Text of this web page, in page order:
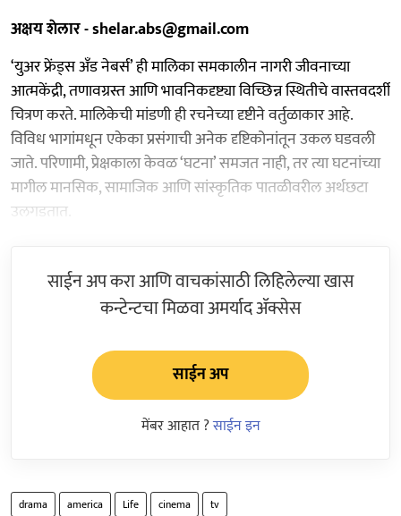
अक्षय शेलार - shelar.abs@gmail.com
‘युअर फ्रेंड्स अँड नेबर्स’ ही मालिका समकालीन नागरी जीवनाच्या
आत्मकेंद्री, तणावग्रस्त आणि भावनिकदृष्ट्या विच्छिन्न स्थितीचे वास्तवदर्शी
चित्रण करते. मालिकेची मांडणी ही रचनेच्या दृष्टीने वर्तुळाकार आहे.
विविध भागांमधून एकेका प्रसंगाची अनेक दृष्टिकोनांतून उकल घडवली
जाते. परिणामी, प्रेक्षकाला केवळ ‘घटना’ समजत नाही, तर त्या घटनांच्या
मागील मानसिक, सामाजिक आणि सांस्कृतिक पातळीवरील अर्थछटा
उलगडतात.
साईन अप करा आणि वाचकांसाठी लिहिलेल्या खास
कन्टेन्टचा मिळवा अमर्याद ॲक्सेस
साईन अप
मेंबर आहात ?साईन इन
drama america Life cinema tv